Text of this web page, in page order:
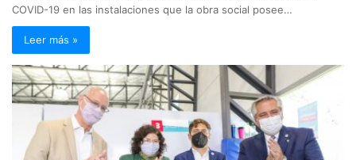
COVID-19 en las instalaciones que la obra social posee…
Leer más »